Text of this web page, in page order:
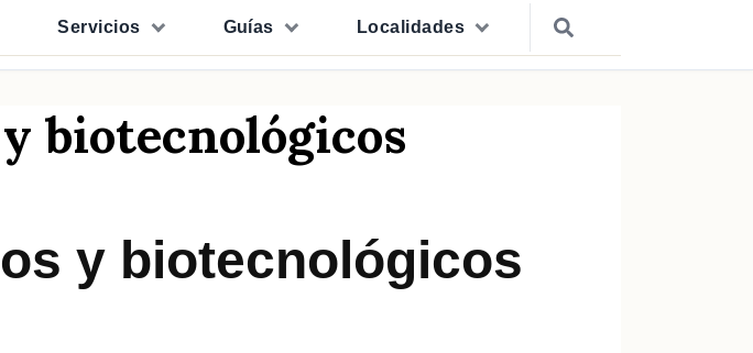
Servicios Guías Localidades
biotecnológicos
y biotecnológicos